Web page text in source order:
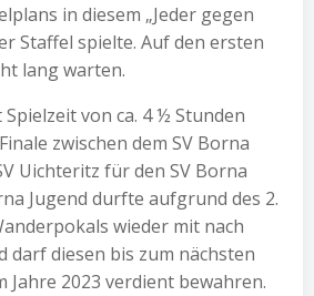
in diesem „Jeder gegen
Staffel spielte. Auf den ersten
lang warten.
von ca. 4 ½ Stunden
zwischen dem SV Borna
Uichteritz für den SV Borna
Jugend durfte aufgrund des 2.
wieder mit nach
darf diesen bis zum nächsten
2023 verdient bewahren.